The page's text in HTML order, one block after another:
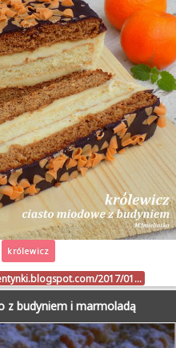
królewicz
2017/01…
z budyniem i marmoladą